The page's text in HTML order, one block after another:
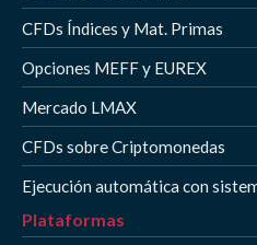
CFDs Índices y Mat. Primas
Opciones MEFF y EUREX
Mercado LMAX
CFDs sobre Criptomonedas
Ejecución automática con
Plataformas